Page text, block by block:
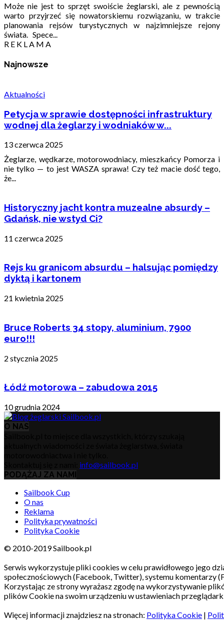
Może nie jest to sprzęt swoiście żeglarski, ale z pewnością
warto przyjrzeć się nowatorskiemu rozwiązaniu, w trakcie
planowania rejsów turystycznych w najzimniejsze rejony
świata. Spece...
R E K L A M A
Najnowsze
Aktualności
Petycja w sprawie dostępności infrastruktury
wodnej dla żeglarzy i wodniaków w...
13 czerwca 2025
Żeglarze, wędkarze, motorowodniacy, mieszkańcy Pomorza i
nie tylko — to jest WASZA sprawa! Czy też macie dość tego,
że...
Historyczny jacht kontra muzealne absurdy –
Gdańsk, nie wstyd Ci?
11 czerwca 2025
Rejs ku granicom absurdu – halsując pomiędzy
dyktą i kartonem
21 kwietnia 2025
Bruce Roberts 34 stopy, aluminium, 7900
euro!!!
2 stycznia 2025
Łódź motorowa – zabudowa 2015
10 grudnia 2024
O NAS
info@sailbook.pl
PODĄŻAJ ZA NAMI
Sailbook Cup
O nas
Reklama
Polityka prywatności
Polityka Cookie
© 2010-2019 Sailbook.pl
Serwis wykorzystuje pliki cookies w celu prawidłowego jego
społecznościowych (Facebook, Twitter), systemu komentarzy
Korzystając ze strony wyrażasz zgodę na wykorzystywanie
plików Cookie na swoim urządzeniu w ustawieniach
Więcej informacji znajdziesz na stronach: Polityka Cookie |